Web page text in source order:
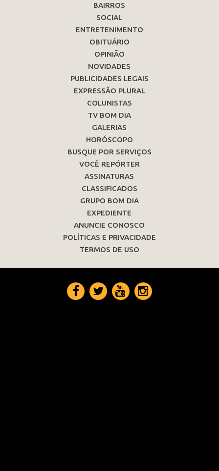
BAIRROS
SOCIAL
ENTRETENIMENTO
OBITUÁRIO
OPINIÃO
NOVIDADES
PUBLICIDADES LEGAIS
EXPRESSÃO PLURAL
COLUNISTAS
TV BOM DIA
GALERIAS
HORÓSCOPO
BUSQUE POR SERVIÇOS
VOCÊ REPÓRTER
ASSINATURAS
CLASSIFICADOS
GRUPO BOM DIA
EXPEDIENTE
ANUNCIE CONOSCO
POLÍTICAS E PRIVACIDADE
TERMOS DE USO